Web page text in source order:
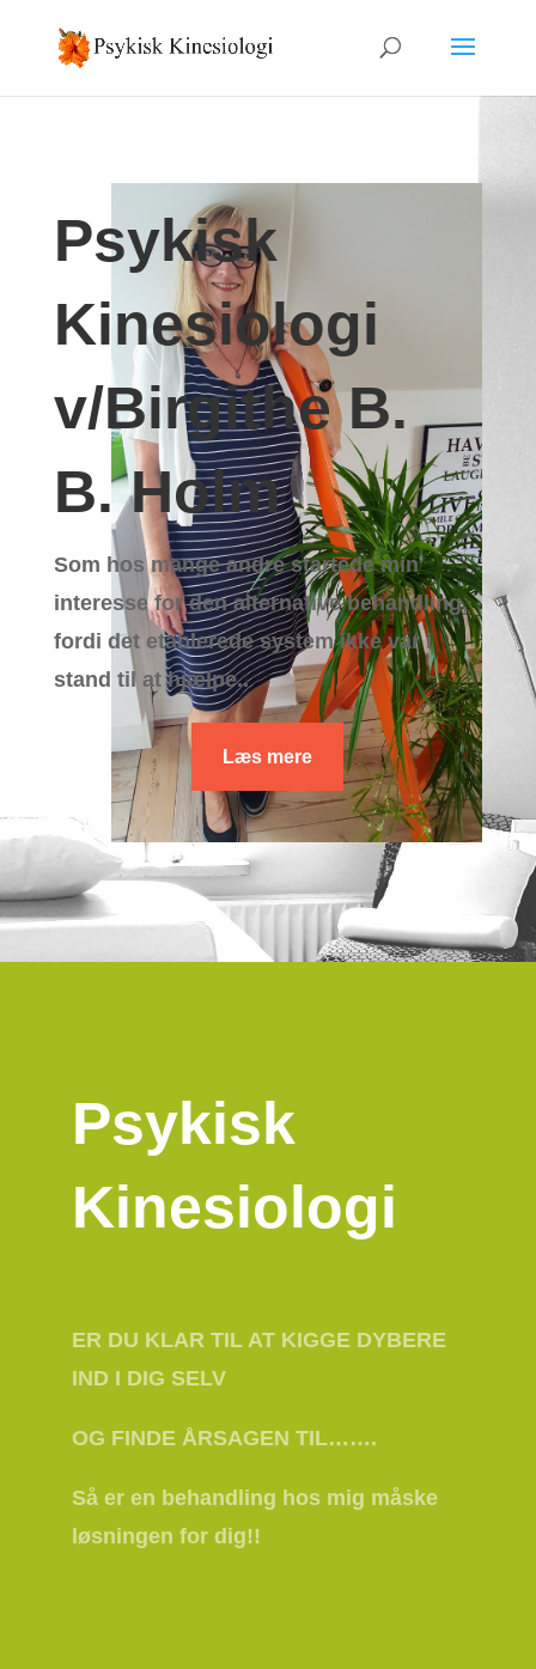
Psykisk
Kinesiologi
v/Birgithe B.
B. Holm
Som hos mange andre startede min
interesse for den alternative behandling,
fordi det etablerede system ikke var i
stand til at hjælpe..
Læs mere
Psykisk
Kinesiologi
ER DU KLAR TIL AT KIGGE DYBERE
IND I DIG SELV
OG FINDE ÅRSAGEN TIL…….
Så er en behandling hos mig måske
løsningen for dig!!